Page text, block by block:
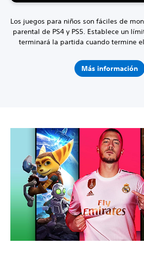
Los juegos para niños son fáciles de
parental de PS4 y PS5. Establece un
terminará la partida cuando termine
Más información